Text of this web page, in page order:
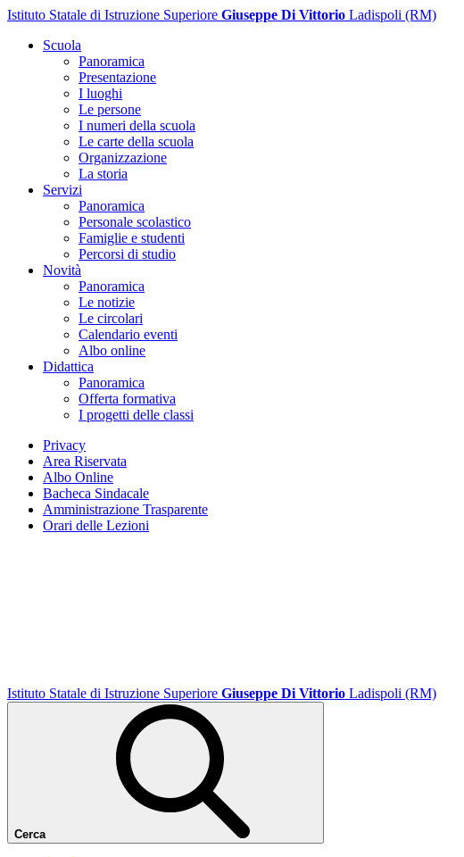
Istituto Statale di Istruzione Superiore Giuseppe Di Vittorio Ladispoli (RM)
Scuola
Panoramica
Presentazione
I luoghi
Le persone
I numeri della scuola
Le carte della scuola
Organizzazione
La storia
Servizi
Panoramica
Personale scolastico
Famiglie e studenti
Percorsi di studio
Novità
Panoramica
Le notizie
Le circolari
Calendario eventi
Albo online
Didattica
Panoramica
Offerta formativa
I progetti delle classi
Privacy
Area Riservata
Albo Online
Bacheca Sindacale
Amministrazione Trasparente
Orari delle Lezioni
Istituto Statale di Istruzione Superiore Giuseppe Di Vittorio Ladispoli (RM)
Cerca